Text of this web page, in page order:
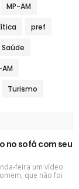
MP-AM
pref
Saúde
Turismo
no sofá com seu
feira um vídeo
que não foi